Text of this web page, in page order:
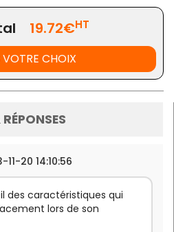
19.72€HT
VOTRE CHOIX
20 14:10:56
des caractéristiques qui
lors de son